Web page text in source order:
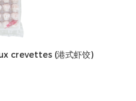
crevettes (港式虾饺)